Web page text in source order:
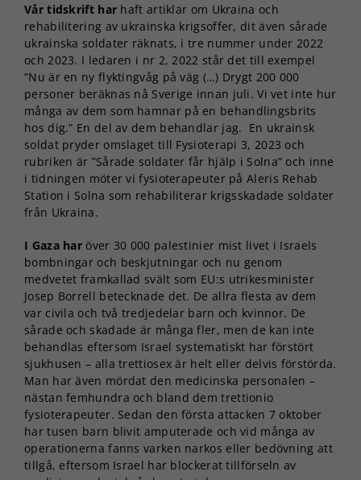
Vår tidskrift har haft artiklar om Ukraina och
rehabilitering av ukrainska krigsoffer, dit även sårade
ukrainska soldater räknats, i tre nummer under 2022
och 2023. I ledaren i nr 2, 2022 står det till exempel
”Nu är en ny flyktingvåg på väg (…) Drygt 200 000
personer beräknas nå Sverige innan juli. Vi vet inte hur
många av dem som hamnar på en behandlingsbrits
hos dig.” En del av dem behandlar jag. En ukrainsk
soldat pryder omslaget till Fysioterapi 3, 2023 och
rubriken är ”Sårade soldater får hjälp i Solna” och inne
i tidningen möter vi fysioterapeuter på Aleris Rehab
Station i Solna som rehabiliterar krigsskadade soldater
från Ukraina.
I Gaza har över 30 000 palestinier mist livet i Israels
bombningar och beskjutningar och nu genom
medvetet framkallad svält som EU:s utrikesminister
Josep Borrell betecknade det. De allra flesta av dem
var civila och två tredjedelar barn och kvinnor. De
sårade och skadade är många fler, men de kan inte
behandlas eftersom Israel systematiskt har förstört
sjukhusen – alla trettiosex är helt eller delvis förstörda.
Man har även mördat den medicinska personalen –
nästan femhundra och bland dem trettionio
fysioterapeuter. Sedan den första attacken 7 oktober
har tusen barn blivit amputerade och vid många av
operationerna fanns varken narkos eller bedövning att
tillgå, eftersom Israel har blockerat tillförseln av